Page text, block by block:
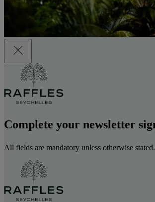
Complete your newsletter
All fields are mandatory unless otherwise stated.